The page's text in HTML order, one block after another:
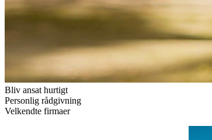
Bliv ansat hurtigt
Personlig rådgivning
Velkendte firmaer